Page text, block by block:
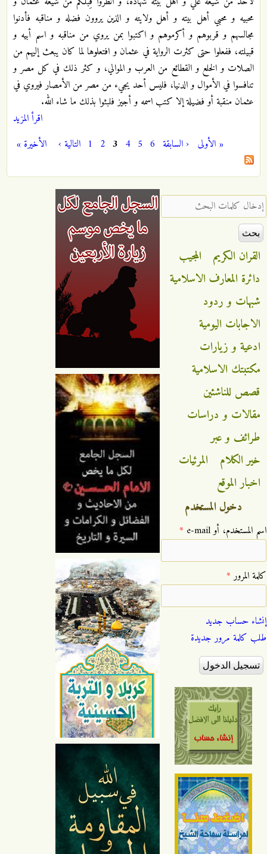
محبيه و محبي أهل بيته و أهل ولايته و الذين يروون فضله و مناقبه فأدنوا
مجالسهم و قربوهم و أكرموهم و اكتبوا بمن يروي من مناقبه و اسم أبيه و
قبيلته، ففعلوا حتى كثرت الرواية في عثمان و افتعلوها لما كان يبعث إليهم من
الصلات و الخلع و القطائع من العرب و الموالي، و كثر ذلك في كل مصر و
تنافسوا في الأموال و الدنيا، فليس أحد يجي‏ء من مصر من الأمصار فيروي في
عثمان منقبة أو فضيلة إلا كتب اسمه و أجيز فلبثوا بذلك ما شاء الله.
اقرأ المزيد
الصفحات« الأولى ‹ السابقة 1 2 3 4 5 6 التالية › الأخيرة »
‏إدخال كلمات البحث ‏
القران الكريم
المجيب
دائرة المعارف الاسلامية
شبهات و ردود
الاجابات اليومية
ادعية و زيارات
مكتبتك الاسلامية
قصص للناشئين
مقالات و دراسات
طرائف و عبر
خير الكلام
المرئيات
اخبار الموقع
دخول المستخدم
‏اسم المستخدم، أو e-mail ‏ *
‏كلمة المرور ‏*
إنشاء حساب جديد
طلب كلمة مرور جديدة